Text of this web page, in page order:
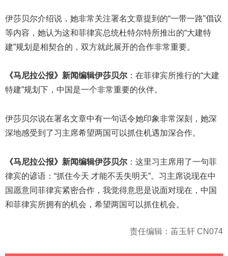
伊莎贝尔介绍说，她非常关注署名文章提到的“一带一路”倡议
等内容，她认为这和菲律宾总统杜特尔特所推出的“大建特
建”规划是相契合的，双方就此展开的合作非常重要。
《马尼拉公报》新闻编辑伊莎贝尔：在菲律宾所推行的“大建
特建”规划下，中国是一个非常重要的伙伴。
伊莎贝尔说在署名文章中有一句话令她印象非常深刻，她深
深地感受到了习主席希望两国可以抓住机遇加深合作。
《马尼拉公报》新闻编辑伊莎贝尔 ：这里习主席用了一句菲
律宾的谚语：“抓住今天 才能不丢失明天”。习主席说现在中
国愿意同菲律宾紧密合作，我觉得意思是说面对现在，中国
和菲律宾所拥有的机会，希望两国可以抓住机会。
责任编辑：苖玉轩 CN074